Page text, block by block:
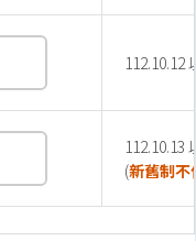
112.10.12
112.10.13
(新舊制不